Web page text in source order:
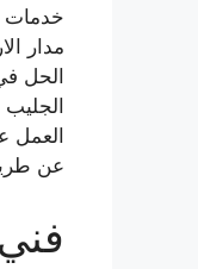
خدمات
مدار
الحل
العمل
عن